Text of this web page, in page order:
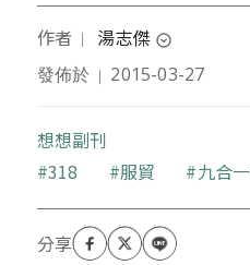
作者 ｜ 湯志傑 expand_circle_down
中央研究院社會所副研究員
發佈於 ｜ 2015-03-27
想想副刊
關鍵字
318 服貿 九合